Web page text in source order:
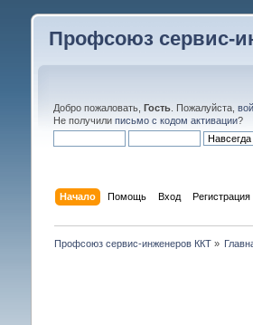
Профсоюз сервис-
Добро пожаловать, Гость. Пожалуйста,
Не получили письмо с кодом активации?
Начало Помощь Вход Регистрация
Профсоюз сервис-инженеров ККТ»